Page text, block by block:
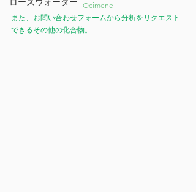
Ocimene
また、お問い合わせフォームから分析をリクエスト
できるその他の化合物。